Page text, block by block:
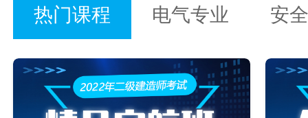
热门课程 电气专业 安